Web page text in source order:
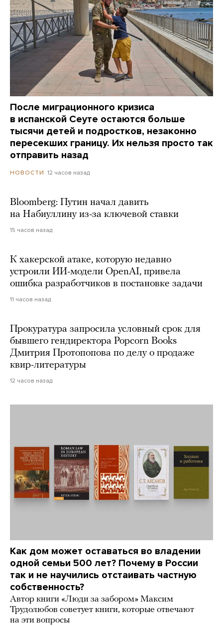
После миграционного кризиса
в испанской Сеуте остаются больше
тысячи детей и подростков, незаконно
пересекших границу. Их нельзя просто так
отправить назад
НОВОСТИ 12 часов назад
Bloomberg: Путин начал давить
на Набиуллину из-за ключевой ставки
15 часов назад
К хакерской атаке, которую недавно
устроили ИИ-модели OpenAI, привела
ошибка разработчиков в постановке задачи
11 часов назад
Прокуратура запросила условный срок для
бывшего гендиректора Popcorn Books
Дмитрия Протопопова по делу о продаже
квир-литературы
12 часов назад
Как дом может оставаться во владении
одной семьи 500 лет? Почему в России
так и не научились отстаивать частную
собственность?
Автор книги «Люди за забором» Максим
Трудолюбов советует книги, которые отвечают
на эти вопросы